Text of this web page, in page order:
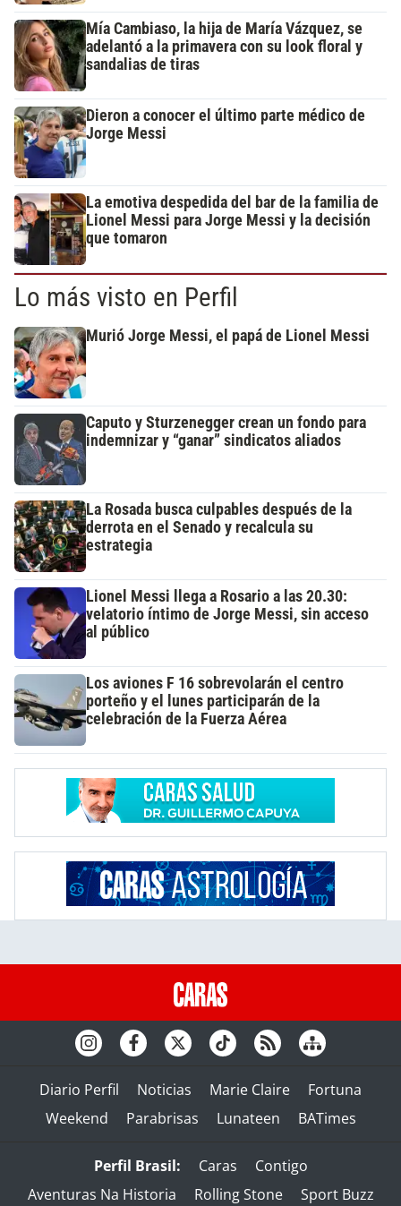
Mía Cambiaso, la hija de María Vázquez, se
adelantó a la primavera con su look floral y
sandalias de tiras
Dieron a conocer el último parte médico de
Jorge Messi
La emotiva despedida del bar de la familia de
Lionel Messi para Jorge Messi y la decisión
que tomaron
Lo más visto en Perfil
Murió Jorge Messi, el papá de Lionel Messi
Caputo y Sturzenegger crean un fondo para
indemnizar y “ganar” sindicatos aliados
La Rosada busca culpables después de la
derrota en el Senado y recalcula su
estrategia
Lionel Messi llega a Rosario a las 20.30:
velatorio íntimo de Jorge Messi, sin acceso
al público
Los aviones F 16 sobrevolarán el centro
porteño y el lunes participarán de la
celebración de la Fuerza Aérea
Diario Perfil Noticias Marie Claire
Fortuna
Weekend
Parabrisas Lunateen BATimes
Perfil Brasil: Caras
Contigo
Aventuras Na Historia
Rolling Stone Sport Buzz